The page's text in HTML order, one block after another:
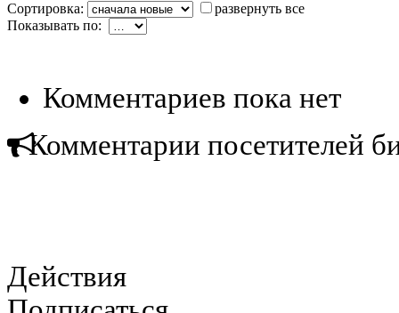
Сортировка:
развернуть все
Показывать по:
Комментариев пока нет
Комментарии посетителей
Действия